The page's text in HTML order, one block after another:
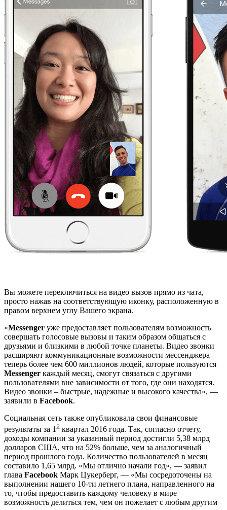
Вы можете переключиться на видео вызов прямо из чата,
просто нажав на соответствующую иконку, расположенную в
правом верхнем углу Вашего экрана.
«Messenger уже предоставляет пользователям возможность
совершать голосовые вызовы и таким образом общаться с
друзьями и близкими в любой точке планеты. Видео звонки
расширяют коммуникационные возможности мессенджера –
теперь более чем 600 миллионов людей, которые пользуются
Messenger каждый месяц, смогут связаться с другими
пользователями вне зависимости от того, где они находятся.
Видео звонки – быстрые, надежные и высокого качества», —
заявили в Facebook.
Социальная сеть также опубликовала свои финансовые
результаты за 1 й квартал 2016 года. Так, согласно отчету,
доходы компании за указанный период достигли 5,38 млрд
долларов США, что на 52% больше, чем за аналогичный
период прошлого года. Количество пользователей в месяц
составило 1,65 млрд. «Мы отлично начали год», — заявил
глава Facebook Марк Цукерберг, — «Мы сосредоточены на
выполнении нашего 10-ти летнего плана, направленного на
то, чтобы предоставить каждому человеку в мире
возможность делиться тем, чем он пожелает с любым другим